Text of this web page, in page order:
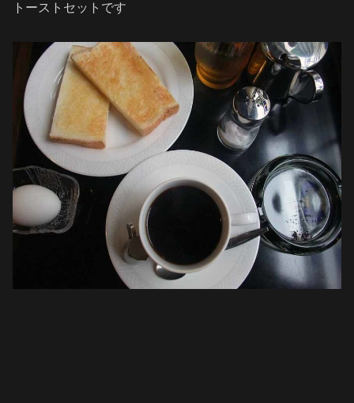
トーストセットです